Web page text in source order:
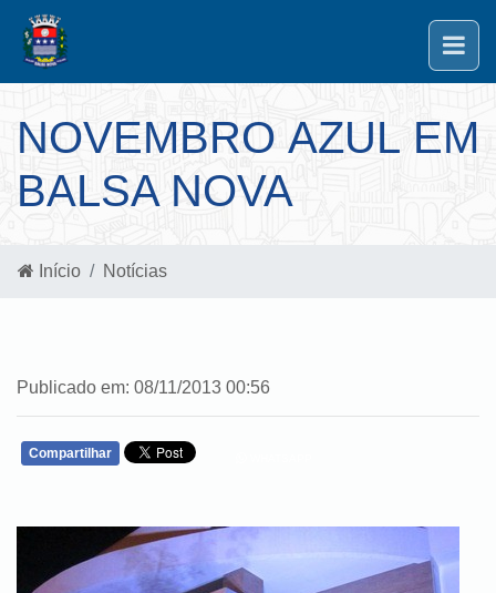
NOVEMBRO AZUL EM
BALSA NOVA
Início Notícias
Publicado em: 08/11/2013 00:56
Compartilhar